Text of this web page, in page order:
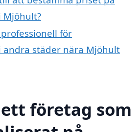
Mjöhult?
för
andra städer nära Mjöhult
företag som